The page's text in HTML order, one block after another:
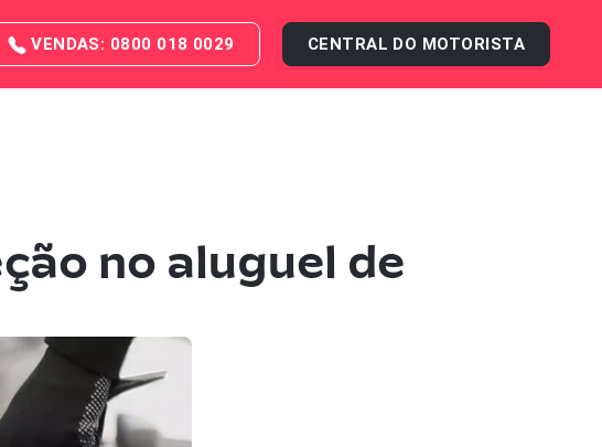
VENDAS: 0800 018 0029 CENTRAL DO MOTORISTA
no aluguel de